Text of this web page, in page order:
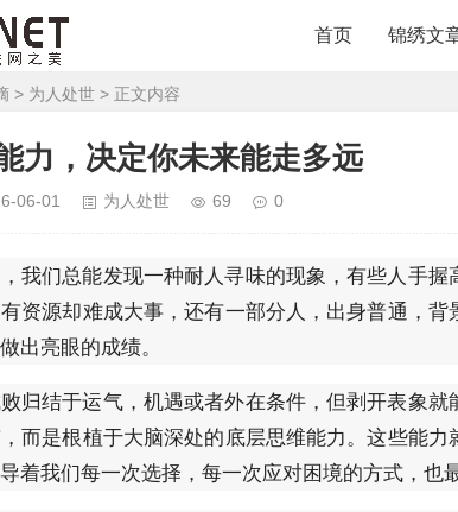
首页 锦绣文
> 为人处世 > 正文内容
力，决定你未来能走多远
06-01 为人处世 69 0
我们总能发现一种耐人寻味的现象，有些人手
资源却难成大事，还有一部分人，出身普通，
出亮眼的成绩。
归结于运气，机遇或者外在条件，但剥开表象
而是根植于大脑深处的底层思维能力。这些能
着我们每一次选择，每一次应对困境的方式，也